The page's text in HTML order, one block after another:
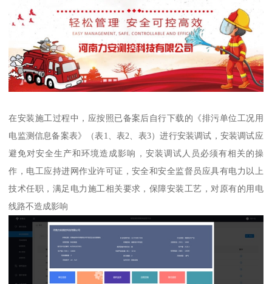
在安装施工过程中，应按照已备案后自行下载的《排污单位工况用
电监测信息备案表》（表1、表2、表3）进行安装调试，安装调试应
避免对安全生产和环境造成影响，安装调试人员必须有相关的操
作，电工应持进网作业许可证，安全和安全监督员应具有电力以上
技术任职，满足电力施工相关要求，保障安装工艺，对原有的用电
线路不造成影响